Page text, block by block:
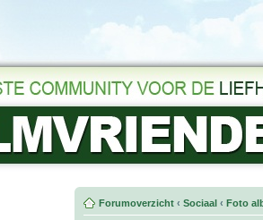
Forumoverzicht ‹ Sociaal ‹ Foto